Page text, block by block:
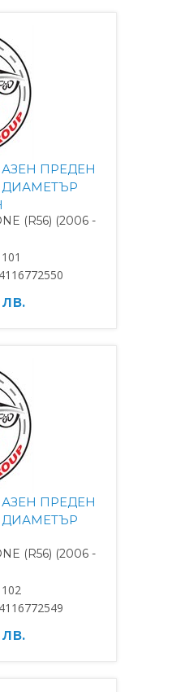
ПРЕДЕН
(R56) (2006 -
ПРЕДЕН
(R56) (2006 -